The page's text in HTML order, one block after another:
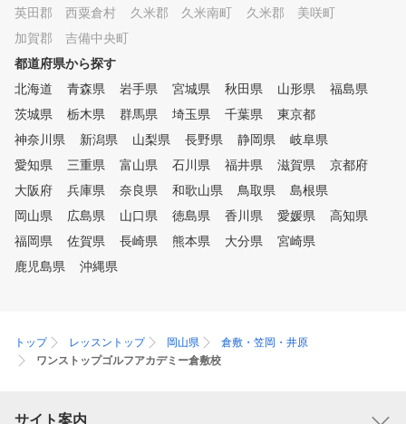
宅でも簡単にできるトレ
がこの部分でスコアをロ
います。スコアアップに
コースマネジメントやメ
トレーニング含めてレッ
英田郡 西粟倉村
久米郡 久米南町
久米郡 美咲町
加賀郡 吉備中央町
都道府県から探す
北海道
青森県 岩手県 宮城県 秋田県 山形県
福島県
茨城県
栃木県 群馬県 埼玉県 千葉県
東京都
神奈川県
新潟県 山梨県 長野県 静岡県
岐阜県
愛知県
三重県 富山県 石川県 福井県 滋賀県
京都府
大阪府
兵庫県 奈良県 和歌山県 鳥取県
島根県
岡山県
広島県 山口県 徳島県 香川県 愛媛県
高知県
福岡県
佐賀県 長崎県 熊本県 大分県
宮崎県
鹿児島県
沖縄県
トップ レッスントップ 岡山県
倉敷・笠岡・井原
ワンストップゴルフアカデミー倉敷校
サイト案内